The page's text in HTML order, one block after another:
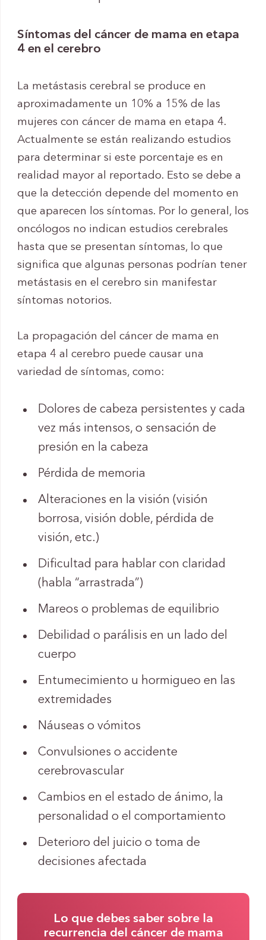
Síntomas del cáncer de mama en etapa
4 en el cerebro
La metástasis cerebral se produce en
aproximadamente un 10% a 15% de las
mujeres con cáncer de mama en etapa 4.
Actualmente se están realizando estudios
para determinar si este porcentaje es en
realidad mayor al reportado. Esto se debe a
que la detección depende del momento en
que aparecen los síntomas. Por lo general, los
oncólogos no indican estudios cerebrales
hasta que se presentan síntomas, lo que
significa que algunas personas podrían tener
metástasis en el cerebro sin manifestar
síntomas notorios.
La propagación del cáncer de mama en
etapa 4 al cerebro puede causar una
variedad de síntomas, como:
Dolores de cabeza persistentes y cada
vez más intensos, o sensación de
presión en la cabeza
Pérdida de memoria
Alteraciones en la visión (visión
borrosa, visión doble, pérdida de
visión, etc.)
Dificultad para hablar con claridad
(habla “arrastrada”)
Mareos o problemas de equilibrio
Debilidad o parálisis en un lado del
cuerpo
Entumecimiento u hormigueo en las
extremidades
Náuseas o vómitos
Convulsiones o accidente
cerebrovascular
Cambios en el estado de ánimo, la
personalidad o el comportamiento
Deterioro del juicio o toma de
decisiones afectada
Lo que debes saber sobre la
recurrencia del cáncer de mama